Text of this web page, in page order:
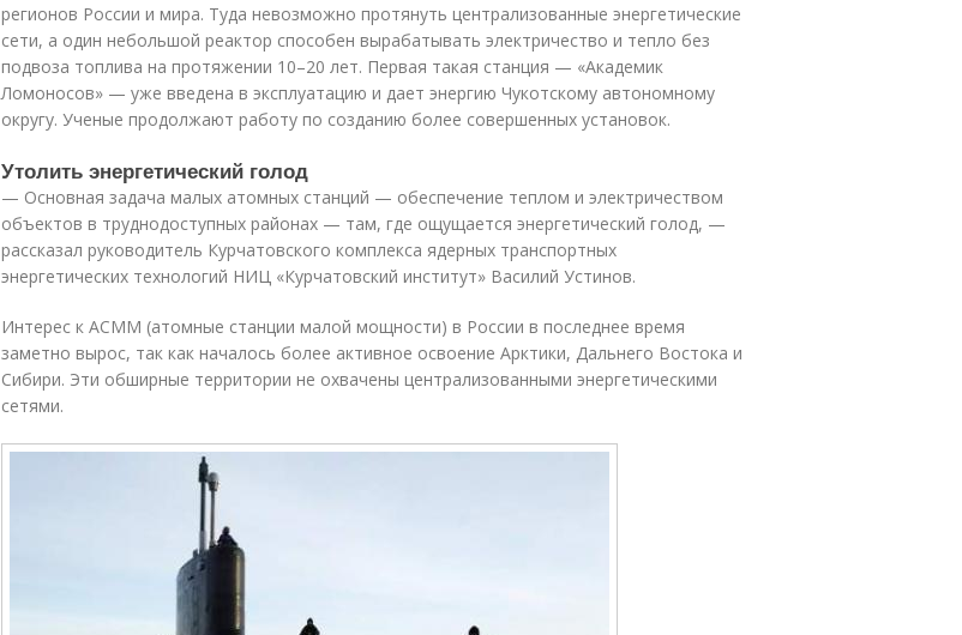
регионов России и мира. Туда невозможно протянуть централизованные энергетические
сети, а один небольшой реактор способен вырабатывать электричество и тепло без
подвоза топлива на протяжении 10–20 лет. Первая такая станция — «Академик
Ломоносов» — уже введена в эксплуатацию и дает энергию Чукотскому автономному
округу. Ученые продолжают работу по созданию более совершенных установок.
Утолить энергетический голод
— Основная задача малых атомных станций — обеспечение теплом и электричеством
объектов в труднодоступных районах — там, где ощущается энергетический голод, —
рассказал руководитель Курчатовского комплекса ядерных транспортных
энергетических технологий НИЦ «Курчатовский институт» Василий Устинов.
Интерес к АСММ (атомные станции малой мощности) в России в последнее время
заметно вырос, так как началось более активное освоение Арктики, Дальнего Востока и
Сибири. Эти обширные территории не охвачены централизованными энергетическими
сетями.